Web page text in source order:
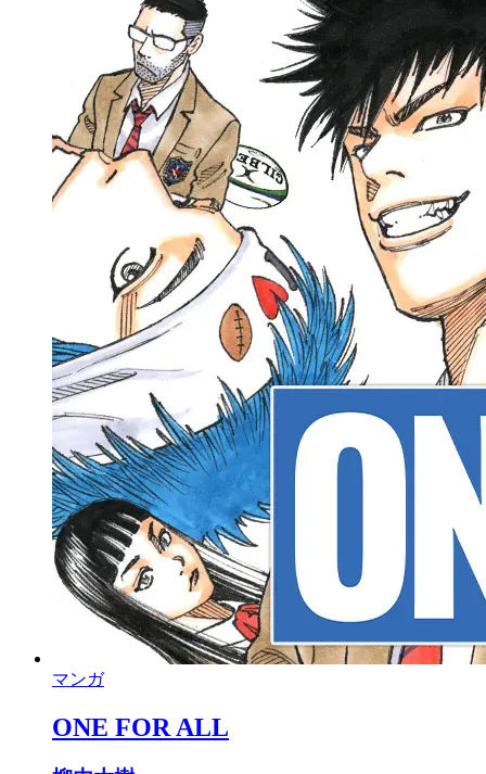
マンガ
ONE FOR ALL